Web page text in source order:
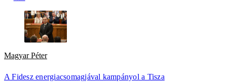
Magyar Péter
A Fidesz energiacsomagjával kampányol a Tisza